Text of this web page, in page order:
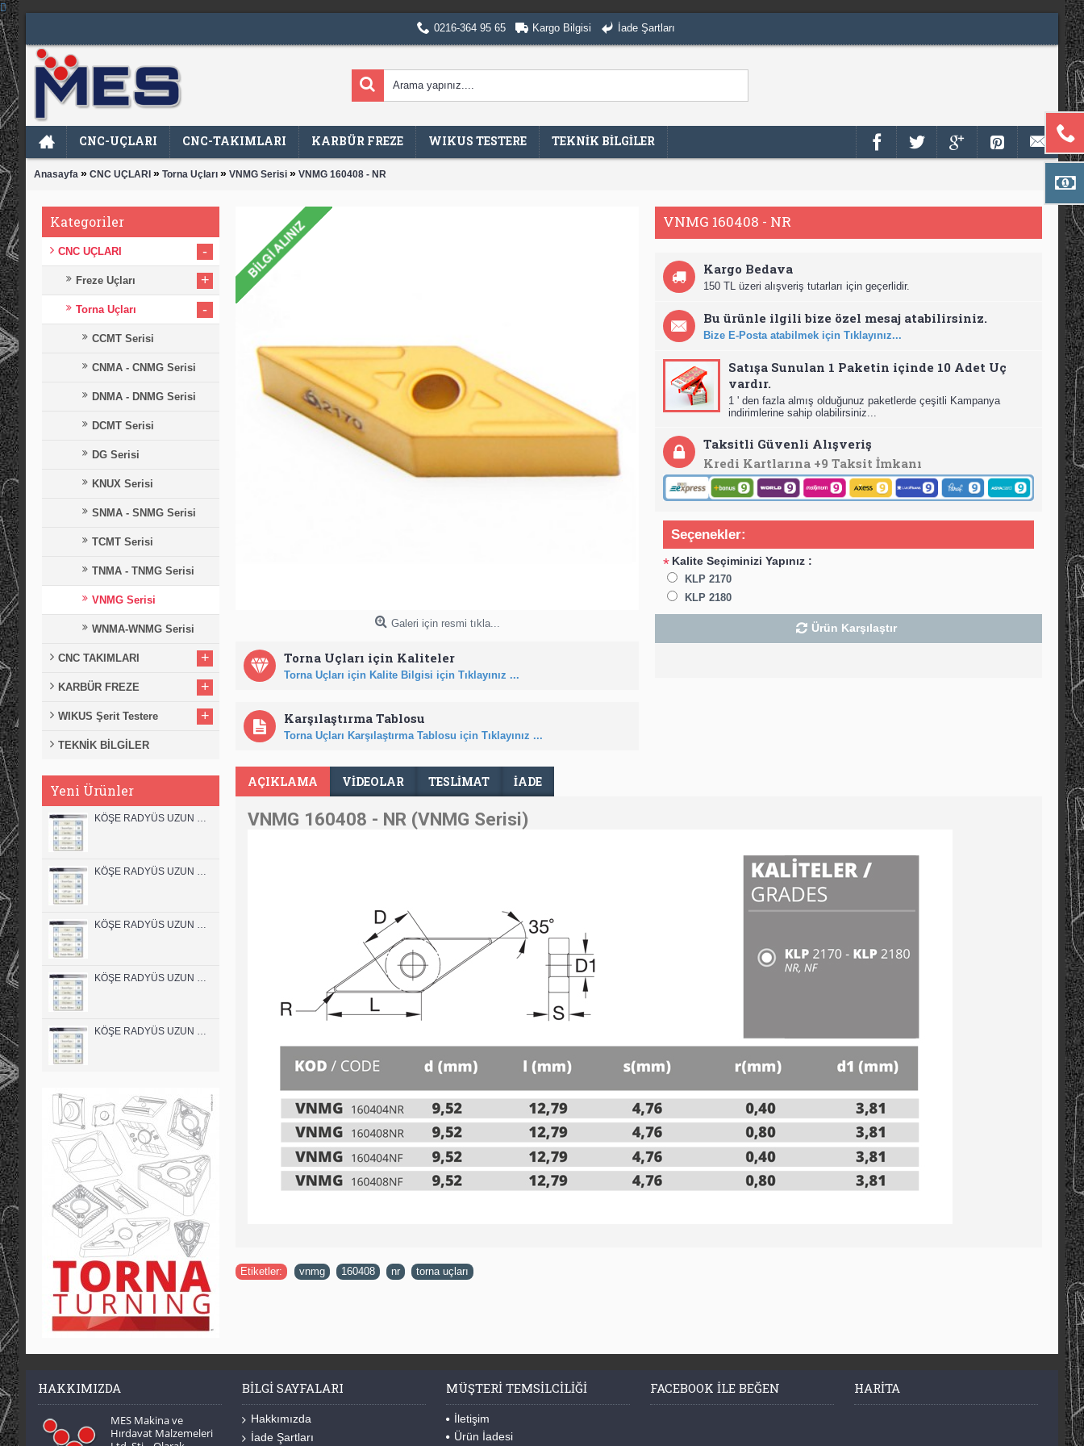
0216-364 95 65 Kargo Bilgisi İade Şartları
CNC-UÇLARI CNC-TAKIMLARI KARBÜR FREZE WIKUS TESTERE TEKNİK BİLGİLER
Anasayfa » CNC UÇLARI » Torna Uçları » VNMG Serisi » VNMG 160408 - NR
Kategoriler
CNC UÇLARI -
Freze Uçları +
Torna Uçları -
CCMT Serisi
CNMA - CNMG Serisi
DNMA - DNMG Serisi
DCMT Serisi
DG Serisi
KNUX Serisi
SNMA - SNMG Serisi
TCMT Serisi
TNMA - TNMG Serisi
VNMG Serisi
WNMA-WNMG Serisi
CNC TAKIMLARI +
KARBÜR FREZE +
WIKUS Şerit Testere +
TEKNİK BİLGİLER
Yeni Ürünler
Galeri için resmi tıkla...
Torna Uçları için Kaliteler
Torna Uçları için Kalite Bilgisi için Tıklayınız ...
Karşılaştırma Tablosu
Torna Uçları Karşılaştırma Tablosu için Tıklayınız ...
VNMG 160408 - NR
Kargo Bedava
150 TL üzeri alışveriş tutarları için geçerlidir.
Bu ürünle ilgili bize özel mesaj atabilirsiniz.
Bize E-Posta atabilmek için Tıklayınız...
Satışa Sunulan 1 Paketin içinde 10 Adet Uç
vardır.
1 ' den fazla almış olduğunuz paketlerde çeşitli Kampanya
indirimlerine sahip olabilirsiniz...
Taksitli Güvenli Alışveriş
Kredi Kartlarına +9 Taksit İmkanı
Seçenekler:
* Kalite Seçiminizi Yapınız :
KLP 2170
KLP 2180
Ürün Karşılaştır
AÇIKLAMA VIDEOLAR TESLIMAT İADE
VNMG 160408 - NR (VNMG Serisi)
Etiketler: vnmg 160408 nr torna uçları
HAKKIMIZDA
MES Makina ve
Hırdavat Malzemeleri
BILGI SAYFALARI
Hakkımızda
İade Şartları
MÜŞTERI TEMSILCILIĞI
İletişim
Ürün İadesi
FACEBOOK ILE BEĞEN HARITA